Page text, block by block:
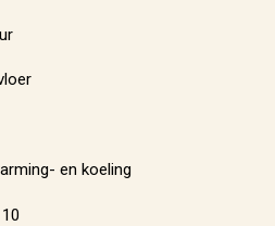
en koeling